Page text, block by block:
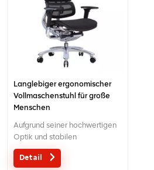
Langlebiger ergonomischer
Vollmaschenstuhl für große
Menschen
Aufgrund seiner hochwertigen
Optik und stabilen
Aluminiumkonstruktion eignet
es sich gut für Führungskräfte
Detail